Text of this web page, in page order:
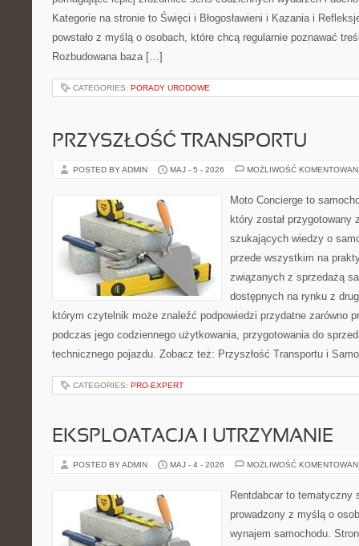
Kategorie na stronie to Święci i Błogosławieni i Kazania i
powstało z myślą o osobach, które chcą regularnie poznawać
Rozbudowana baza […]
CATEGORIES: PORADY URODOWE
PRZYSZŁOŚĆ TRANSPORTU
POSTED BY ADMIN MAJ - 5 - 2026 MOŻLIWOŚĆ
Moto Concierge to
który został przygotowany
szukających wiedzy o
przede wszystkim na
związanych z sprzedażą
dostępnych na rynku z
którym czytelnik może znaleźć podpowiedzi przydatne zarówno
podczas jego codziennego użytkowania, przygotowania do
technicznego pojazdu. Zobacz też: Przyszłość Transportu i
CATEGORIES: PRO-EXPERT
EKSPLOATACJA I UTRZYMANIE
POSTED BY ADMIN MAJ - 4 - 2026 MOŻLIWOŚĆ
Rentdabcar to tematyczny
prowadzony z myślą o
wynajem samochodu.